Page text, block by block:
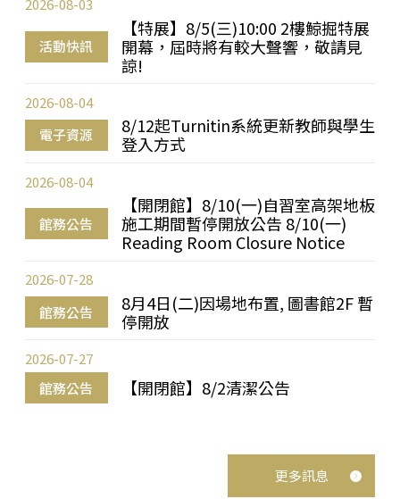
活動快訊
【特展】8/5(三)10:00 2樓鯨掘特展
開幕，屆時將有較大聲響，敬請見
諒!
2026-08-03
電子資源
8/12起Turnitin系統更新教師與學生
登入方式
2026-08-04
館務公告
【開閉館】8/10(一)自習室高架地板
施工期間暫停開放公告 8/10(一)
Reading Room Closure Notice
2026-08-04
館務公告
8月4日(二)因場地布置, 圖書館2F 暫
停開放
2026-07-28
館務公告 【開閉館】8/2清潔公告
2026-07-27
更多訊息